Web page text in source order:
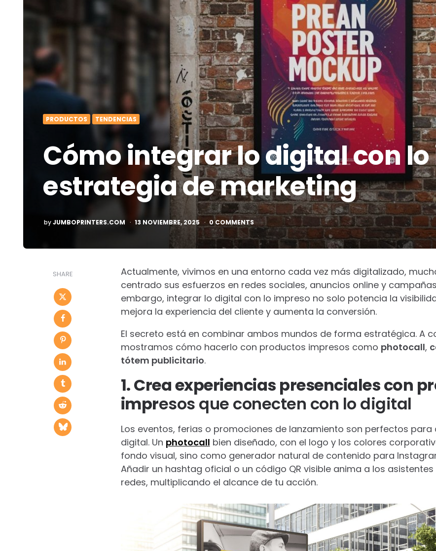
PRODUCTOS TENDENCIAS
Cómo integrar lo digital con
estrategia de marketing
POSTED
BY
byJUMBOPRINTERS.COM 13 NOVIEMBRE, 2025 0 COMMENTS
SHARE
Actualmente, vivimos en una entorno cada vez más digitalizado,
centrado sus esfuerzos en redes sociales, anuncios online y
embargo, integrar lo digital con lo impreso no solo potencia la
mejora la experiencia del cliente y aumenta la conversión.
El secreto está en combinar ambos mundos de forma estratégica. A
mostramos cómo hacerlo con productos impresos como photocall,
tótem publicitario.
1. Crea experiencias presenciales con
impresos que conecten con lo digital
Los eventos, ferias o promociones de lanzamiento son perfectos
digital. Un photocall bien diseñado, con el logo y los colores
fondo visual, sino como generador natural de contenido para
Añadir un hashtag oficial o un código QR visible anima a los
redes, multiplicando el alcance de tu acción.